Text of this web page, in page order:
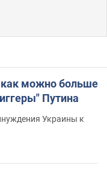
как можно больше
Путина
Украины к